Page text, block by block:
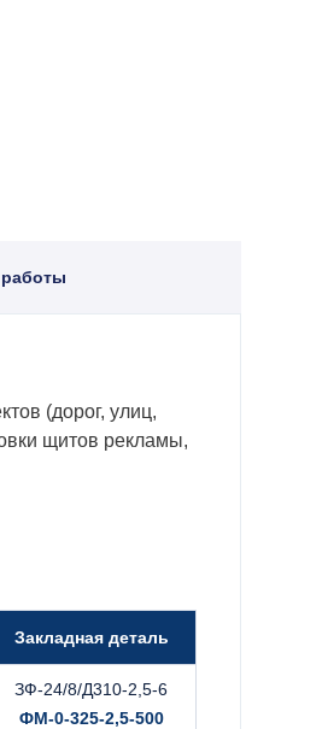
(дорог, улиц,
щитов рекламы,
Закладная деталь
ЗФ-24/8/Д310-2,5-6
ФМ-0-325-2,5-500